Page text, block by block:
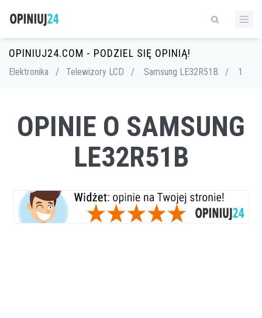
OPINIUJ24.COM - PODZIEL SIĘ OPINIĄ!
Elektronika / Telewizory LCD / Samsung LE32R51B / 1
OPINIE O SAMSUNG
LE32R51B